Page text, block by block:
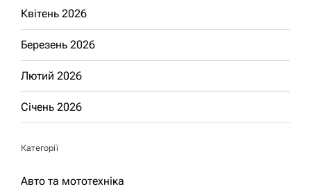
Квітень 2026
Березень 2026
Лютий 2026
Січень 2026
Категорії
Авто та мототехніка